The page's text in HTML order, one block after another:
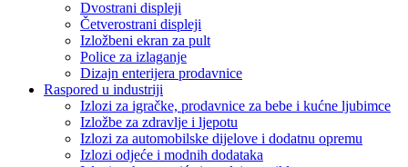
Dvostrani displeji
Četverostrani displeji
Izložbeni ekran za pult
Police za izlaganje
Dizajn enterijera prodavnice
Raspored u industriji
Izlozi za igračke, prodavnice za bebe i kućne ljubimce
Izložbe za zdravlje i ljepotu
Izlozi za automobilske dijelove i dodatnu opremu
Izlozi odjeće i modnih dodataka